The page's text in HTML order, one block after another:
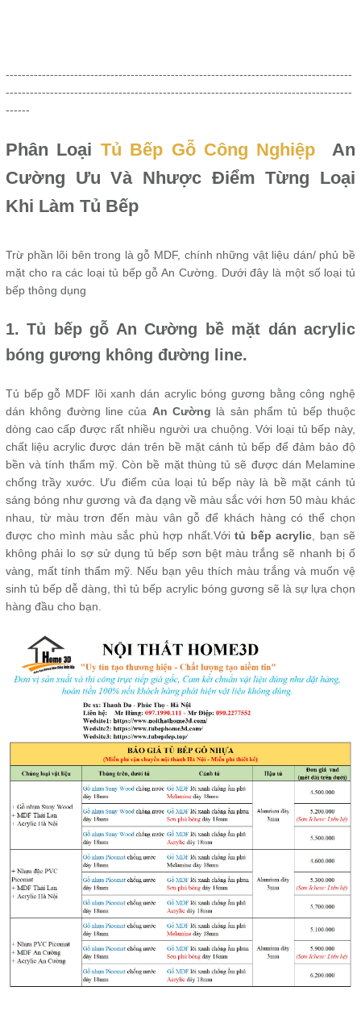
--------------------------------------------------------------------------------------
--------------------------------------------------------------------------------------
------
Phân Loại Tủ Bếp Gỗ Công Nghiệp An
Cường Ưu Và Nhược Điểm Từng Loại
Khi Làm Tủ Bếp
Trừ phần lõi bên trong là gỗ MDF, chính những vật liệu dán/ phủ bề
mặt cho ra các loại tủ bếp gỗ An Cường. Dưới đây là một số loại tủ
bếp thông dụng
1. Tủ bếp gỗ An Cường bề mặt dán acrylic
bóng gương không đường line.
Tủ bếp gỗ MDF lõi xanh dán acrylic bóng gương bằng công nghệ
dán không đường line của An Cường là sản phẩm tủ bếp thuộc
dòng cao cấp được rất nhiều người ưa chuộng. Với loại tủ bếp này,
chất liệu acrylic được dán trên bề mặt cánh tủ bếp để đảm bảo độ
bền và tính thẩm mỹ. Còn bề mặt thùng tủ sẽ được dán Melamine
chống trầy xước. Ưu điểm của loại tủ bếp này là bề mặt cánh tủ
sáng bóng như gương và đa dạng về màu sắc với hơn 50 màu khác
nhau, từ màu trơn đến màu vân gỗ để khách hàng có thể chọn
được cho mình màu sắc phù hợp nhất.Với tủ bếp acrylic , bạn sẽ
không phải lo sợ sử dụng tủ bếp sơn bệt màu trắng sẽ nhanh bị ố
vàng, mất tính thẩm mỹ. Nếu bạn yêu thích màu trắng và muốn vệ
sinh tủ bếp dễ dàng, thì tủ bếp acrylic bóng gương sẽ là sự lựa chọn
hàng đầu cho bạn.